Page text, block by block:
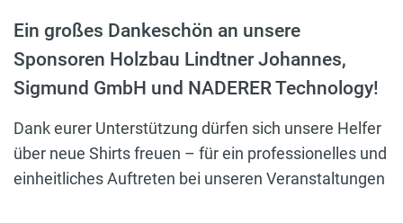
Ein großes Dankeschön an unsere
Sponsoren Holzbau Lindtner Johannes,
Sigmund GmbH und NADERER Technology!
Dank eurer Unterstützung dürfen sich unsere Helfer
über neue Shirts freuen – für ein professionelles und
einheitliches Auftreten bei unseren Veranstaltungen